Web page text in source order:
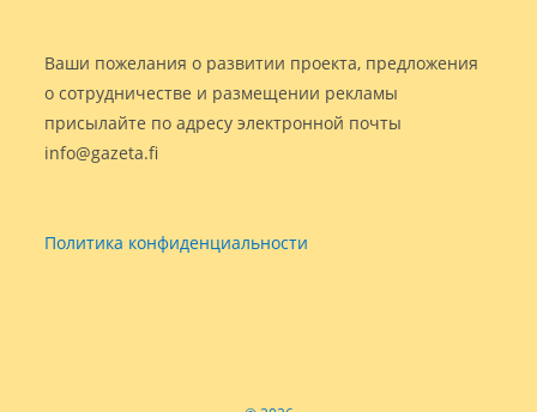
Ваши пожелания о развитии проекта, предложения
о сотрудничестве и размещении рекламы
присылайте по адресу электронной почты
info@gazeta.fi
Политика конфиденциальности